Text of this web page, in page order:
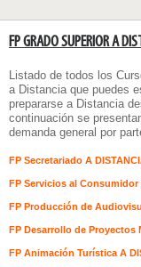
FP GRADO SUPERIOR A
Listado de todos los
a Distanciaque puedes
prepararse a Distancia
continuación se
demanda general por
FP Secretariado A
FP Servicios al Consumidor
FP Producción de
FP Desarrollo de Proyectos
FP Animación Turística A